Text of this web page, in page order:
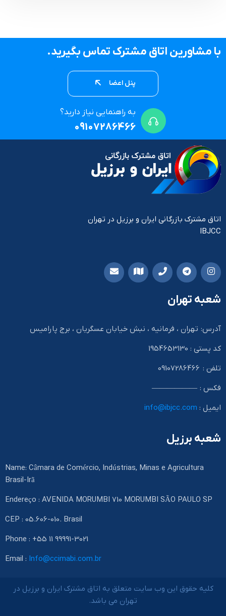
با مشاورین اتاق مشترک تماس بگیرید.
پنل اعضا
به راهنمایی نیاز دارید؟
09107286466
اتاق مشترک بازرگانی ایران و برزیل در تهران
IBJCC
شعبه تهران
آدرس: تهران ، فرمانیه ، نبش خیابان عسگریان ، برج پارامیس
کد پستی : 1954653130
تلفن : 09107286466
فکس : ——————
ایمیل : info@ibjcc.com
شعبه برزیل
Name: Câmara de Comércio, Indústrias, Minas e Agricultura
Brasil-Irã
Endereço : AVENIDA MORUMBI 710 MORUMBI SÃO PAULO SP
CEP : 05.606-010. Brasil
Phone : +55 11 99991-3021
Email : Info@ccimabi.com.br
کلیه حقوق این وب سایت متعلق به اتاق مشترک ایران و برزیل در
تهران می باشد.